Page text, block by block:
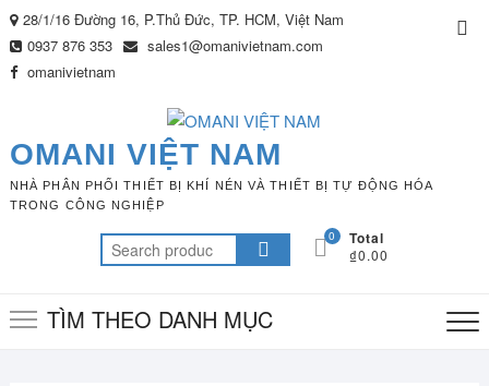
Skip
to
content
28/1/16 Đường 16, P.Thủ Đức, TP. HCM, Việt Nam
0937 876 353
sales1@omanivietnam.com
omanivietnam
OMANI VIỆT NAM
NHÀ PHÂN PHỐI THIẾT BỊ KHÍ NÉN VÀ THIẾT BỊ TỰ ĐỘNG HÓA
TRONG CÔNG NGHIỆP
Search
for:
0 Total
₫0.00
TÌM THEO DANH MỤC